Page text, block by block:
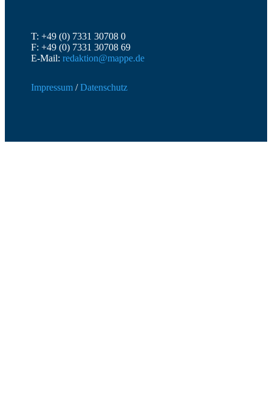
T: +49 (0) 7331 30708 0
F: +49 (0) 7331 30708 69
E-Mail:redaktion@mappe.de
Impressum /Datenschutz